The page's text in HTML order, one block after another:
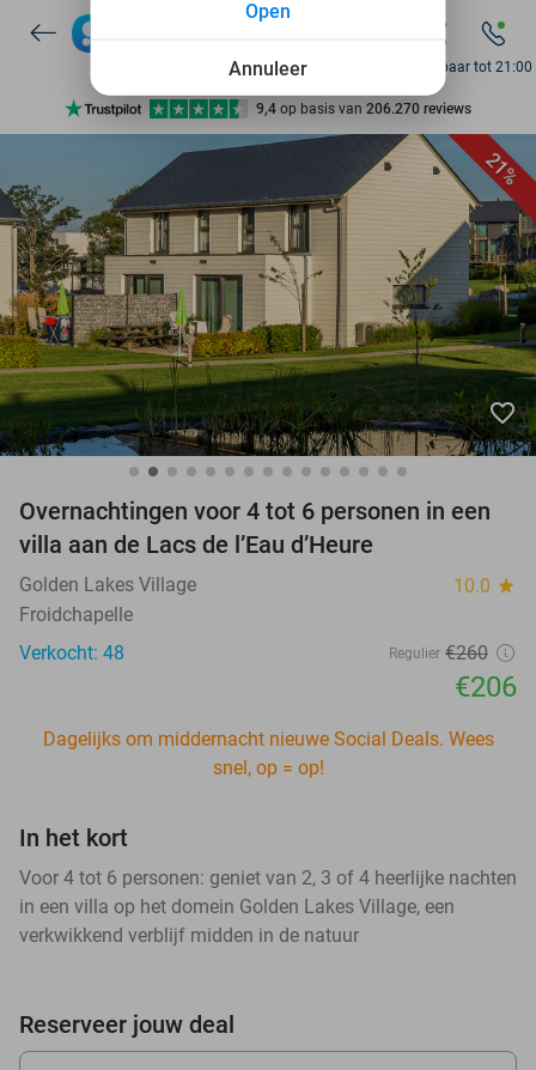
7 dagen per week beschikbaar
10+ miljoen leden
9,4 op basis van 206.270 reviews
Ontdek 15.000+ deals
7 dagen per week beschikbaar
10+ miljoen leden
Bereikbaar tot 21:00
21%
favorite_border
Overnachtingen voor 4 tot 6 personen in een
villa aan de Lacs de l’Eau d’Heure
Golden Lakes Village 10.0 star
Froidchapelle
Verkocht: 48
Regulier €260
€206
Dagelijks om middernacht nieuwe Social Deals. Wees
snel, op = op!
In het kort
Voor 4 tot 6 personen: geniet van 2, 3 of 4 heerlijke nachten
in een villa op het domein Golden Lakes Village, een
verkwikkend verblijf midden in de natuur
Reserveer jouw deal
Annuleer
Open